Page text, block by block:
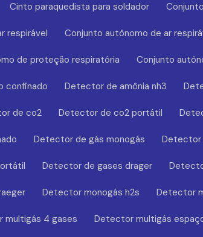
Cinto paraquedista para soldador
respirável Conjunto autônomo de ar
de proteção respiratória Conjunto
confinado Detector de amônia nh3
de co2 Detector de co2 portátil
Detector de gás monogás Detector
Detector de gases drager
Detector monogás h2s Detector
multigás 4 gases Detector multigás